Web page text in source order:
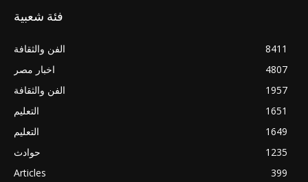
فئة شعبية
الفن والثقافة
8411
اخبار مصر
4807
الفن والثقافة
1957
التعليم
1651
التعليم
1649
حوادث
1235
Articles
399